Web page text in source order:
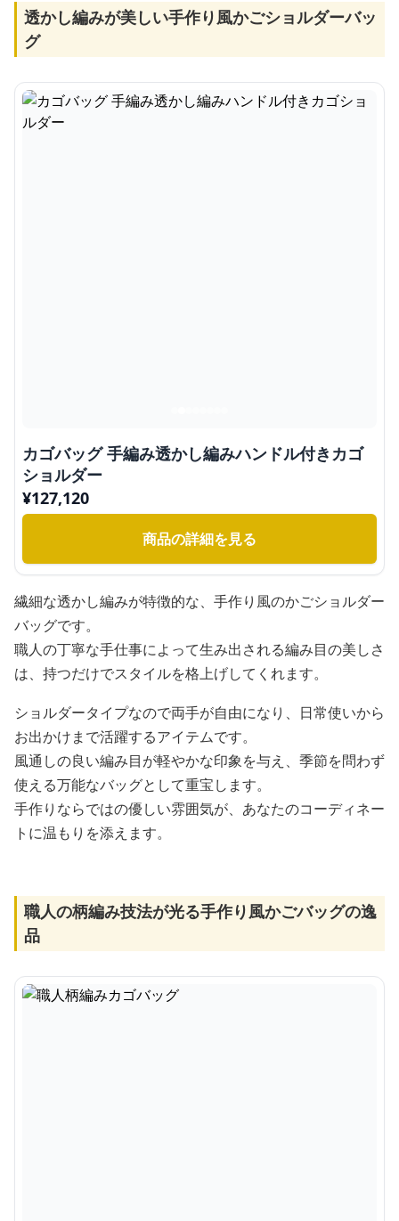
透かし編みが美しい手作り風かごショルダーバッ
グ
カゴバッグ 手編み透かし編みハンドル付きカゴ
ショルダー
¥127,120
商品の詳細を見る
繊細な透かし編みが特徴的な、手作り風のかごショルダー
バッグです。
職人の丁寧な手仕事によって生み出される編み目の美しさ
は、持つだけでスタイルを格上げしてくれます。
ショルダータイプなので両手が自由になり、日常使いから
お出かけまで活躍するアイテムです。
風通しの良い編み目が軽やかな印象を与え、季節を問わず
使える万能なバッグとして重宝します。
手作りならではの優しい雰囲気が、あなたのコーディネー
トに温もりを添えます。
職人の柄編み技法が光る手作り風かごバッグの逸
品